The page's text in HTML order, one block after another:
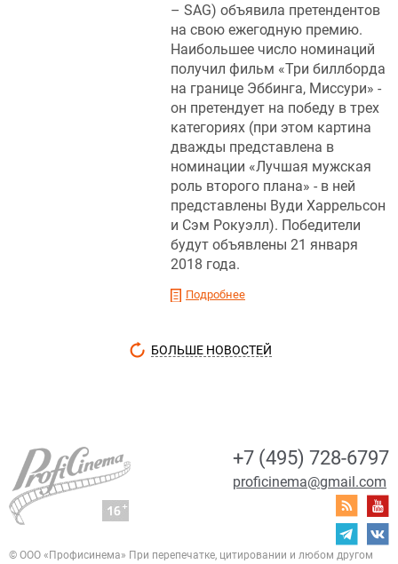
– SAG) объявила претендентов
на свою ежегодную премию.
Наибольшее число номинаций
получил фильм «Три биллборда
на границе Эббинга, Миссури» -
он претендует на победу в трех
категориях (при этом картина
дважды представлена в
номинации «Лучшая мужская
роль второго плана» - в ней
представлены Вуди Харрельсон
и Сэм Рокуэлл). Победители
будут объявлены 21 января
2018 года.
Подробнее
БОЛЬШЕ НОВОСТЕЙ
+7 (495) 728-6797
proficinema@gmail.com
© ООО «Профисинема» При перепечатке, цитировании и любом другом